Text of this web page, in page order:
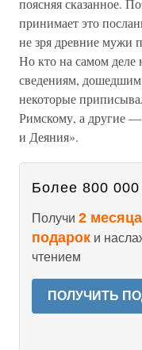
поясняя сказанное.
принимает это
не зря древние мужи
Но кто на самом деле
сведениям,
некоторые
Римскому, а другие
и Деяния».
Более 800 000
Получи 2
подарок и
чтением
ПОЛУЧИТЬ